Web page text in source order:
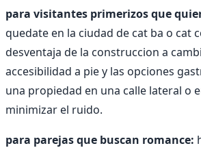
para visitantes primerizos que
quedate en la ciudad de cat ba o cat
desventaja de la construccion a
accesibilidad a pie y las opciones
una propiedad en una calle lateral o
minimizar el ruido.
para parejas que buscan romance: